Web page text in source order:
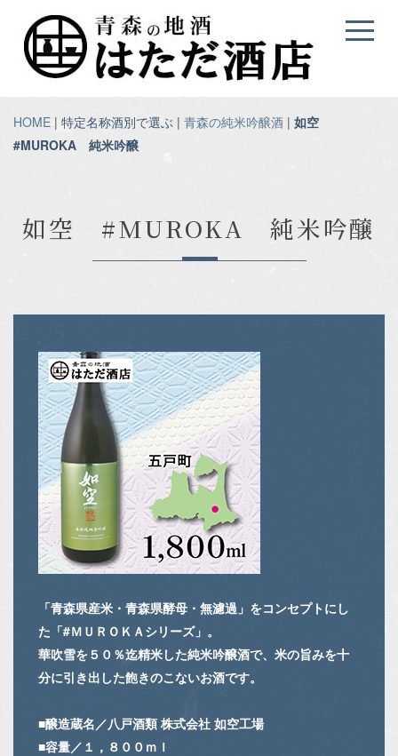
HOME | 特定名称酒別で選ぶ | 青森の純米吟醸酒 | 如空
#MUROKA 純米吟醸
如空 #MUROKA 純米吟醸
「青森県産米・青森県酵母・無濾過」をコンセプトにし
た「#ＭＵＲＯＫＡシリーズ」。
華吹雪を５０％迄精米した純米吟醸酒で、米の旨みを十
分に引き出した飽きのこないお酒です。
■醸造蔵名／八戸酒類 株式会社 如空工場
■容量／１，８００ｍｌ